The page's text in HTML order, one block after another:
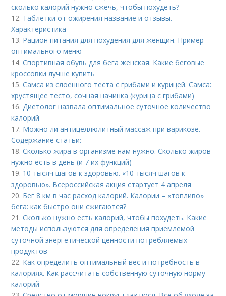
сколько калорий нужно сжечь, чтобы похудеть?
12. Таблетки от ожирения название и отзывы.
Характеристика
13. Рацион питания для похудения для женщин. Пример
оптимального меню
14.Спортивная обувь для бега женская. Какие беговые
кроссовки лучше купить
15.Самса из слоенного теста с грибами и курицей. Самса:
хрустящее тесто, сочная начинка (курица с грибами)
16.Диетолог назвала оптимальное суточное количество
калорий
17. Можно ли антицеллюлитный массаж при варикозе.
Содержание статьи:
18.Сколько жира в организме нам нужно. Сколько жиров
нужно есть в день (и 7 их функций)
19. 10 тысяч шагов к здоровью. «10 тысяч шагов к
здоровью». Всероссийская акция стартует 4 апреля
20. Бег 8 км в час расход калорий. Калории – «топливо»
бега: как быстро они сжигаются?
21.Сколько нужно есть калорий, чтобы похудеть. Какие
методы используются для определения приемлемой
суточной энергетической ценности потребляемых
продуктов
22. Как определить оптимальный вес и потребность в
калориях. Как рассчитать собственную суточную норму
калорий